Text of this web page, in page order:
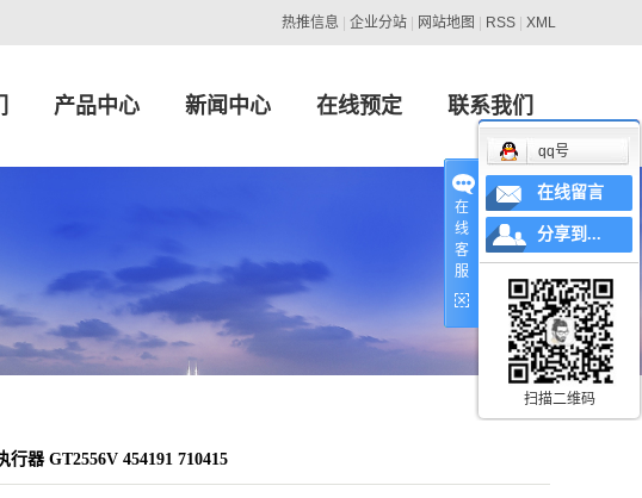
热推信息 企业分站 网站地图 RSS XML
产品中心
奔驰（Mercedes-Benz）系列
常州菲亚特（FIAT）系列
TOYOTA）、日产（NISSAN）系列
用（GM）、福特（Ford）系列
新闻中心 在线预定 联系我们
行器 GT2556V 454191 710415
在
线
客
服
qq号
在线留言
分享到...
扫描二维码